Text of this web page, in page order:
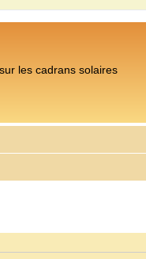
les cadrans solaires